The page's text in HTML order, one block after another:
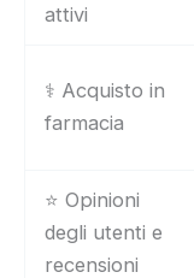
attivi
⚕️ Acquisto in
farmacia
⭐ Opinioni
degli utenti e
recensioni